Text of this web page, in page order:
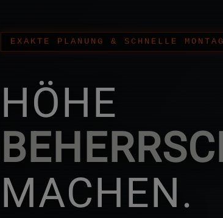
EXAKTE PLANUNG & SCHNELLE
HÖHE
MACHEN.